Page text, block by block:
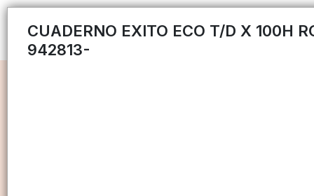
CUADERNO EXITO ECO T/D X 100H
942813-